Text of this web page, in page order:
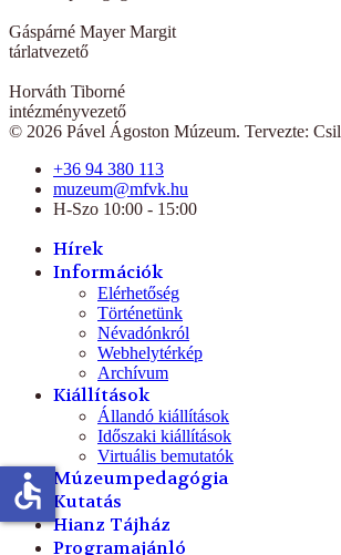
Gáspárné Mayer Margit
tárlatvezető
Horváth Tiborné
intézményvezető
© 2026 Pável Ágoston Múzeum. Tervezte:
+36 94 380 113
muzeum@mfvk.hu
H-Szo 10:00 - 15:00
Hírek
Információk
Elérhetőség
Történetünk
Névadónkról
Webhelytérkép
Archívum
Kiállítások
Állandó kiállítások
Időszaki kiállítások
Virtuális bemutatók
Múzeumpedagógia
Kutatás
Hianz Tájház
Programajánló
accessible